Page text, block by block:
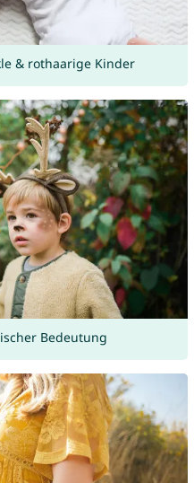
& rothaarige Kinder
Bedeutung